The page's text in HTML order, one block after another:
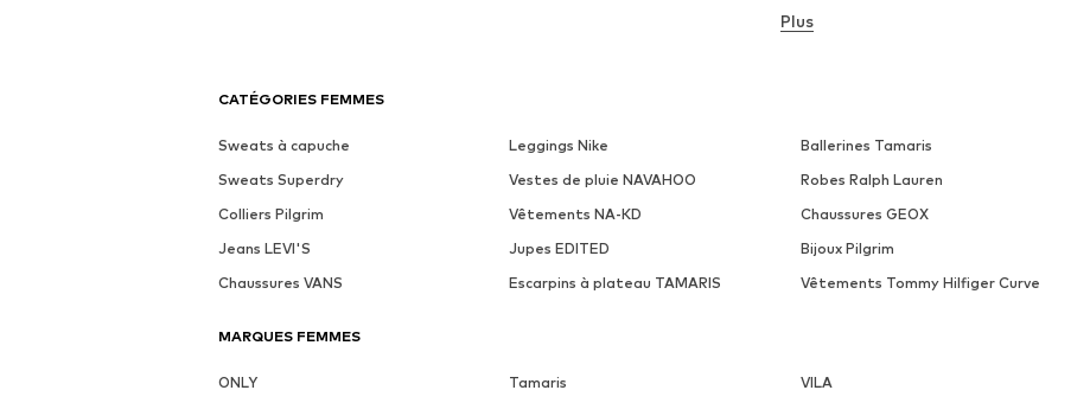
CATÉGORIES FEMMES
Sweats à capuche Leggings Nike Ballerines Tamaris
Sweats Superdry
Vestes de pluie NAVAHOO Robes Ralph Lauren
Colliers Pilgrim
Vêtements NA-KD Chaussures GEOX
Jeans LEVI'S
Jupes EDITED Bijoux Pilgrim
Chaussures VANS
Escarpins à plateau TAMARIS Vêtements Tommy Hilfiger Curve
MARQUES FEMMES
ONLY Tamaris VILA
Plus